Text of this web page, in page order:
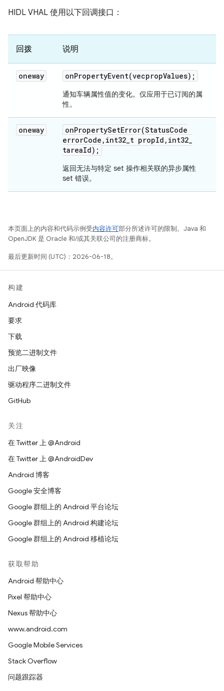
HIDL VHAL 使用以下回调接口：
回拨 说明
oneway onPropertyEvent(vecpropValues);
通知车辆属性值的变化。仅应用于已订阅的属
性。
oneway onPropertySetError(StatusCode
errorCode , int32_t propId , int32_
tareaId);
返回无法与特定 set 操作相关联的异步属性
set 错误。
本页面上的内容和代码示例受内容许可部分所述许可的限制。Java 和
OpenJDK 是 Oracle 和/或其关联公司的注册商标。
最后更新时间 (UTC)：2026-06-18。
构建
Android 代码库
要求
下载
预览二进制文件
出厂映像
驱动程序二进制文件
GitHub
关注
在 Twitter 上 @Android
在 Twitter 上 @AndroidDev
Android 博客
Google 安全博客
Google 群组上的 Android 平台论坛
Google 群组上的 Android 构建论坛
Google 群组上的 Android 移植论坛
获取帮助
Android 帮助中心
Pixel 帮助中心
Nexus 帮助中心
www.android.com
Google Mobile Services
Stack Overflow
问题跟踪器